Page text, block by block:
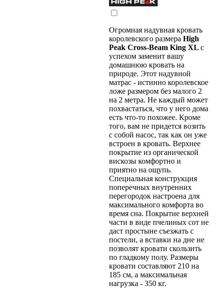
Огромная надувная кровать
королевского размера High
Peak Cross-Beam King XL с
успехом заменит вашу
домашнюю кровать на
природе. Этот надувной
матрас - истинно королевское
ложе размером без малого 2
на 2 метра. Не каждый может
похвастаться, что у него дома
есть что-то похожее. Кроме
того, вам не придется возить
с собой насос, так как он уже
встроен в кровать. Верхнее
покрытие из органической
вискозы комфортно и
приятно на ощупь.
Специальная конструкция
поперечных внутренних
перегородок настроена для
максимального комфорта во
время сна. Покрытие верхней
части в виде пчелиных сот не
даст простыне съезжать с
постели, а вставки на дне не
позволят кровати скользить
по гладкому полу. Размеры
кровати составляют 210 на
185 см, а максимальная
нагрузка - 350 кг.